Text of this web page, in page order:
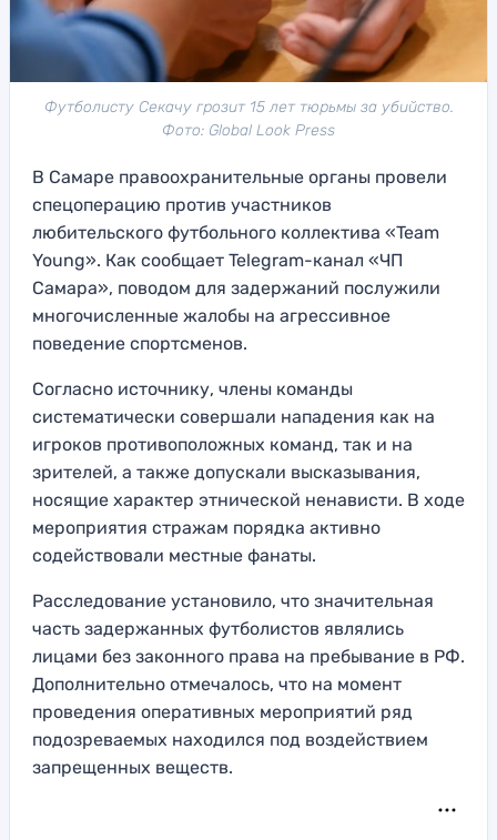
Футболисту Секачу грозит 15 лет тюрьмы за убийство.
Фото: Global Look Press
В Самаре правоохранительные органы провели
спецоперацию против участников
любительского футбольного коллектива «Team
Young». Как сообщает Telegram-канал «ЧП
Самара», поводом для задержаний послужили
многочисленные жалобы на агрессивное
поведение спортсменов.
Согласно источнику, члены команды
систематически совершали нападения как на
игроков противоположных команд, так и на
зрителей, а также допускали высказывания,
носящие характер этнической ненависти. В ходе
мероприятия стражам порядка активно
содействовали местные фанаты.
Расследование установило, что значительная
часть задержанных футболистов являлись
лицами без законного права на пребывание в РФ.
Дополнительно отмечалось, что на момент
проведения оперативных мероприятий ряд
подозреваемых находился под воздействием
запрещенных веществ.